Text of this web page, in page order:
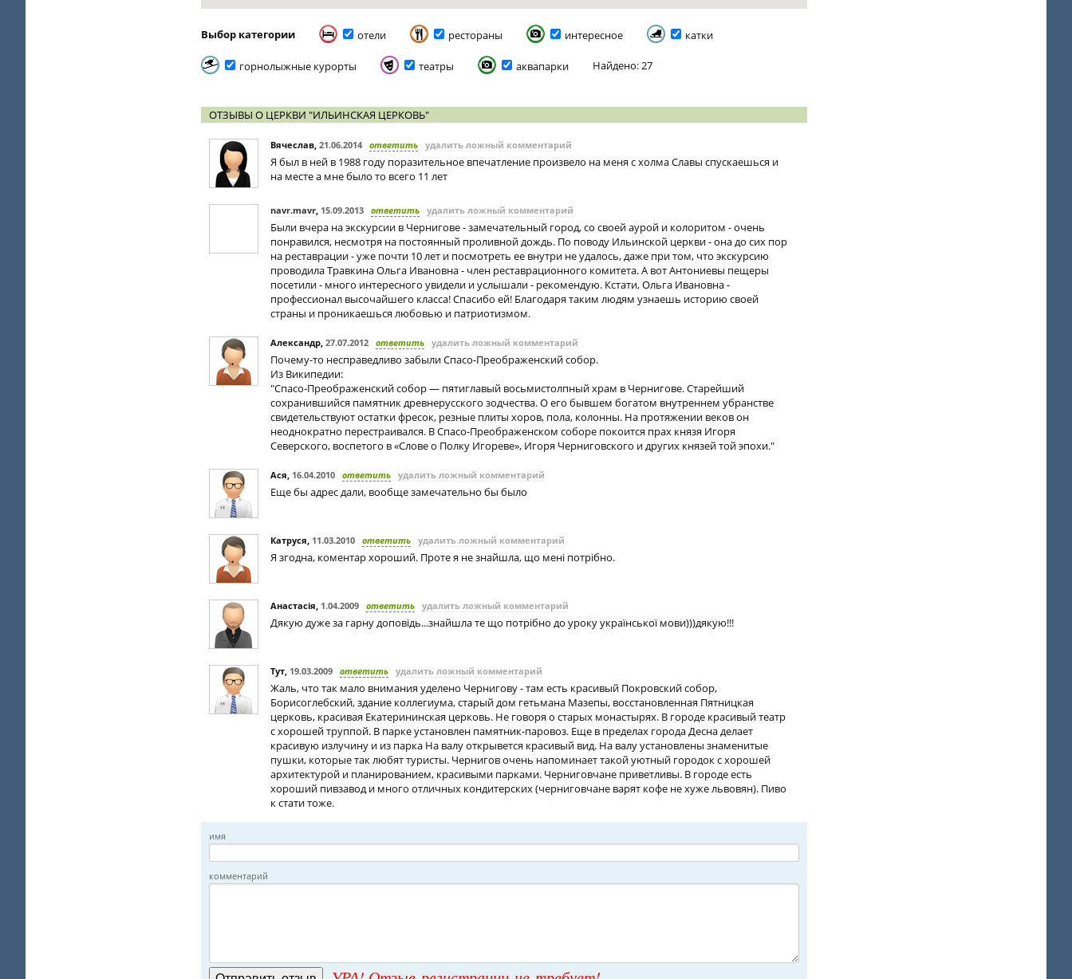
Выбор категории отели рестораны интересное катки
горнолыжные курорты театры аквапарки Найдено: 27
ОТЗЫВЫ О ЦЕРКВИ "ИЛЬИНСКАЯ ЦЕРКОВЬ"
Вячеслав, 21.06.2014 ответить удалить ложный комментарий
Я был в ней в 1988 году поразительное впечатление произвело на меня с холма Славы спускаешься и
на месте а мне было то всего 11 лет
navr.mavr, 15.09.2013 ответить удалить ложный комментарий
Были вчера на экскурсии в Чернигове - замечательный город, со своей аурой и колоритом - очень
понравился, несмотря на постоянный проливной дождь. По поводу Ильинской церкви - она до сих пор
на реставрации - уже почти 10 лет и посмотреть ее внутри не удалось, даже при том, что экскурсию
проводила Травкина Ольга Ивановна - член реставрационного комитета. А вот Антониевы пещеры
посетили - много интересного увидели и услышали - рекомендую. Кстати, Ольга Ивановна -
профессионал высочайшего класса! Спасибо ей! Благодаря таким людям узнаешь историю своей
страны и проникаешься любовью и патриотизмом.
Александр, 27.07.2012 ответить удалить ложный комментарий
Почему-то несправедливо забыли Спасо-Преображенский собор.
Из Википедии:
"Спасо-Преображенский собор — пятиглавый восьмистолпный храм в Чернигове. Старейший
сохранившийся памятник древнерусского зодчества. О его бывшем богатом внутреннем убранстве
свидетельствуют остатки фресок, резные плиты хоров, пола, колонны. На протяжении веков он
неоднократно перестраивался. В Спасо-Преображенском соборе покоится прах князя Игоря
Северского, воспетого в «Слове о Полку Игореве», Игоря Черниговского и других князей той эпохи."
Ася, 16.04.2010 ответить удалить ложный комментарий
Еще бы адрес дали, вообще замечательно бы было
Катруся, 11.03.2010 ответить удалить ложный комментарий
Я згодна, коментар хороший. Проте я не знайшла, що мені потрібно.
Анастасія, 1.04.2009 ответить удалить ложный комментарий
Дякую дуже за гарну доповідь...знайшла те що потрібно до уроку української мови)))дякую!!!
Тут, 19.03.2009 ответить удалить ложный комментарий
Жаль, что так мало внимания уделено Чернигову - там есть красивый Покровский собор,
Борисоглебский, здание коллегиума, старый дом гетьмана Мазепы, восстановленная Пятницкая
церковь, красивая Екатерининская церковь. Не говоря о старых монастырях. В городе красивый театр
с хорошей труппой. В парке установлен памятник-паровоз. Еще в пределах города Десна делает
красивую излучину и из парка На валу открывется красивый вид. На валу установлены знаменитые
пушки, которые так любят туристы. Чернигов очень напоминает такой уютный городок с хорошей
архитектурой и планированием, красивыми парками. Черниговчане приветливы. В городе есть
хороший пивзавод и много отличных кондитерских (черниговчане варят кофе не хуже львовян). Пиво
к стати тоже.
имя
комментарий